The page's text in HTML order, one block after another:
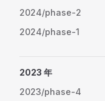
2024/phase-2
2024/phase-1
2023 年
2023/phase-4